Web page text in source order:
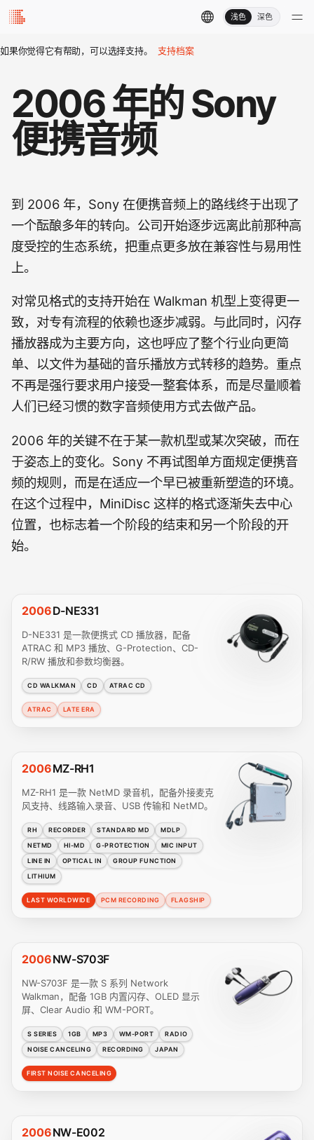
浅色 深色
如果你觉得它有帮助，可以选择支持。 支持档案
2006 年的 Sony
便携音频
到 2006 年，Sony 在便携音频上的路线终于出现了
一个酝酿多年的转向。公司开始逐步远离此前那种高
度受控的生态系统，把重点更多放在兼容性与易用性
上。
对常见格式的支持开始在 Walkman 机型上变得更一
致，对专有流程的依赖也逐步减弱。与此同时，闪存
播放器成为主要方向，这也呼应了整个行业向更简
单、以文件为基础的音乐播放方式转移的趋势。重点
不再是强行要求用户接受一整套体系，而是尽量顺着
人们已经习惯的数字音频使用方式去做产品。
2006 年的关键不在于某一款机型或某次突破，而在
于姿态上的变化。Sony 不再试图单方面规定便携音
频的规则，而是在适应一个早已被重新塑造的环境。
在这个过程中，MiniDisc 这样的格式逐渐失去中心
位置，也标志着一个阶段的结束和另一个阶段的开
始。
2006D-NE331
D-NE331 是一款便携式 CD 播放器，配备
ATRAC 和 MP3 播放、G-Protection、CD-
R/RW 播放和参数均衡器。
CD WALKMAN CD ATRAC CD
ATRAC LATE ERA
2006MZ-RH1
MZ-RH1 是一款 NetMD 录音机，配备外接麦克
风支持、线路输入录音、USB 传输和 NetMD。
RH RECORDER STANDARD MD
MDLP
NETMD
HI-MD G-PROTECTION
MIC INPUT
LINE IN
OPTICAL IN
GROUP FUNCTION
LITHIUM
LAST WORLDWIDE PCM RECORDING FLAGSHIP
2006NW-S703F
NW-S703F 是一款 S 系列 Network
Walkman，配备 1GB 内置闪存、OLED 显示
屏、Clear Audio 和 WM-PORT。
S SERIES 1GB MP3 WM-PORT
RADIO
NOISE CANCELING
RECORDING JAPAN
FIRST NOISE CANCELING
2006NW-E002